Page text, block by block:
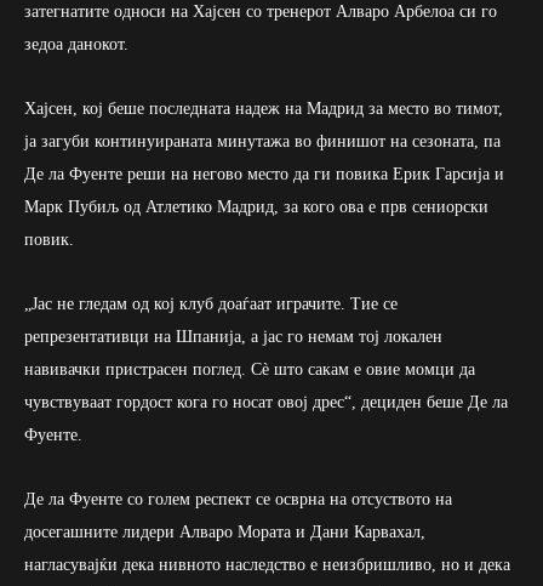
затегнатите односи на Хајсен со тренерот Алваро Арбелоа си го
зедоа данокот.
Хајсен, кој беше последната надеж на Мадрид за место во тимот,
ја загуби континуираната минутажа во финишот на сезоната, па
Де ла Фуенте реши на негово место да ги повика Ерик Гарсија и
Марк Пубиљ од Атлетико Мадрид, за кого ова е прв сениорски
повик.
„Јас не гледам од кој клуб доаѓаат играчите. Тие се
репрезентативци на Шпанија, а јас го немам тој локален
навивачки пристрасен поглед. Сè што сакам е овие момци да
чувствуваат гордост кога го носат овој дрес“, дециден беше Де ла
Фуенте.
Де ла Фуенте со голем респект се осврна на отсуството на
досегашните лидери Алваро Мората и Дани Карвахал,
нагласувајќи дека нивното наследство е неизбришливо, но и дека